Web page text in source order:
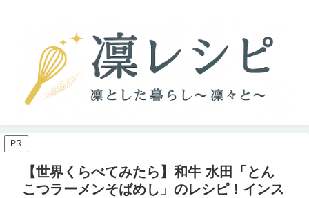
PR
【世界くらべてみたら】和牛 水田「とん
こつラーメンそばめし」のレシピ！インス